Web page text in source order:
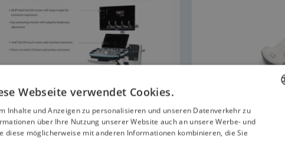
Webseite verwendet Cookies.
Inhalte und Anzeigen zu personalisieren und unseren Datenverkehr zu
über Ihre Nutzung unserer Website auch an unsere Werbe- und
diese möglicherweise mit anderen Informationen kombinieren, die Sie